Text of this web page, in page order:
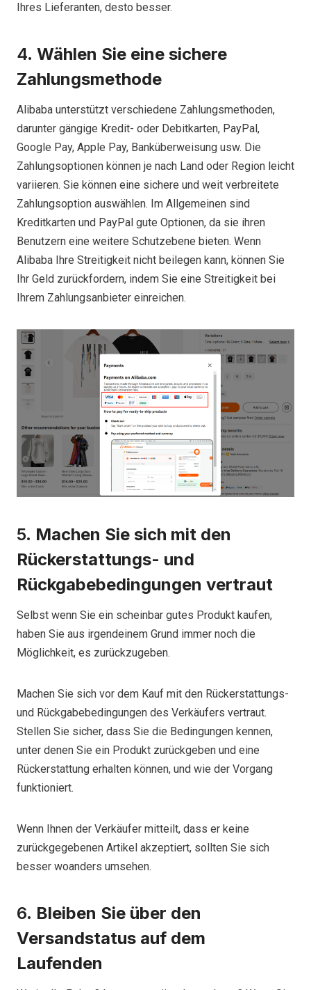
Ihres Lieferanten, desto besser.
4. Wählen Sie eine sichere
Zahlungsmethode
Alibaba unterstützt verschiedene Zahlungsmethoden,
darunter gängige Kredit- oder Debitkarten, PayPal,
Google Pay, Apple Pay, Banküberweisung usw. Die
Zahlungsoptionen können je nach Land oder Region leicht
variieren. Sie können eine sichere und weit verbreitete
Zahlungsoption auswählen. Im Allgemeinen sind
Kreditkarten und PayPal gute Optionen, da sie ihren
Benutzern eine weitere Schutzebene bieten. Wenn
Alibaba Ihre Streitigkeit nicht beilegen kann, können Sie
Ihr Geld zurückfordern, indem Sie eine Streitigkeit bei
Ihrem Zahlungsanbieter einreichen.
5. Machen Sie sich mit den
Rückerstattungs- und
Rückgabebedingungen vertraut
Selbst wenn Sie ein scheinbar gutes Produkt kaufen,
haben Sie aus irgendeinem Grund immer noch die
Möglichkeit, es zurückzugeben.
Machen Sie sich vor dem Kauf mit den Rückerstattungs-
und Rückgabebedingungen des Verkäufers vertraut.
Stellen Sie sicher, dass Sie die Bedingungen kennen,
unter denen Sie ein Produkt zurückgeben und eine
Rückerstattung erhalten können, und wie der Vorgang
funktioniert.
Wenn Ihnen der Verkäufer mitteilt, dass er keine
zurückgegebenen Artikel akzeptiert, sollten Sie sich
besser woanders umsehen.
6. Bleiben Sie über den
Versandstatus auf dem
Laufenden